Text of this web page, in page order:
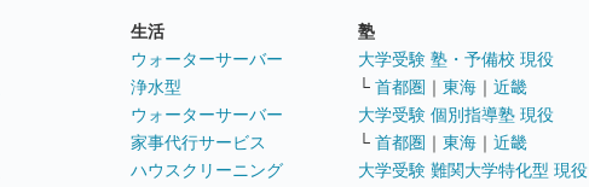
生活
ウォーターサーバー
浄水型
ウォーターサーバー
家事代行サービス
ハウスクリーニング
塾
大学受験 塾・予備校 現役
└ 首都圏 ｜ 東海 ｜ 近畿
大学受験 個別指導塾 現役
└ 首都圏 ｜ 東海 ｜ 近畿
大学受験 難関大学特化型 現役